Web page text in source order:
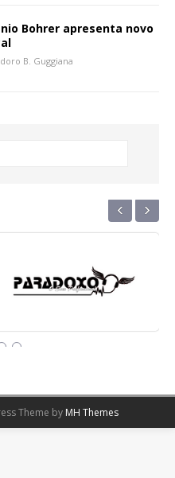
Bohrer apresenta novo
B. Guggiana
‹ ›
Theme by MH Themes